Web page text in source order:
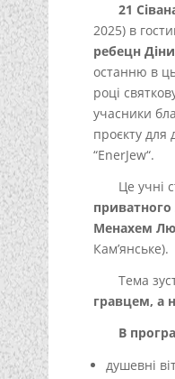
21
2025) в
ребецн
останню в
році
учасники
проєкту для
“EnerJew“.
Це учні
приватного
Менахем
Кам’янське).
Тема
гравцем, а
В
душевні